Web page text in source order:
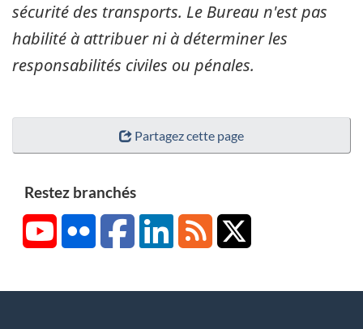
sécurité des transports. Le Bureau n'est pas
habilité à attribuer ni à déterminer les
responsabilités civiles ou pénales.
Partagez cette page
Restez branchés
YouTubeFlickr FacebookLinkedInRSS